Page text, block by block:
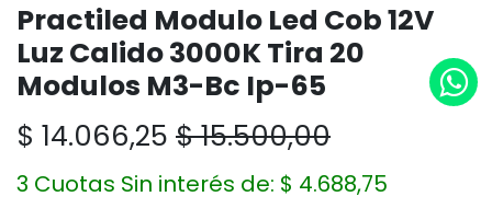
Practiled Modulo Led Cob 12V
Luz Calido 3000K Tira 20
Modulos M3-Bc Ip-65
$ 14.066,25 $15.500,00
3 Cuotas Sin interés de: $ 4.688,75